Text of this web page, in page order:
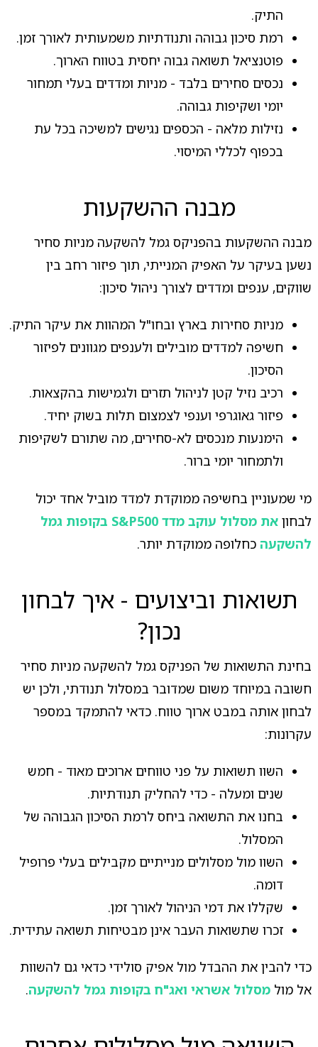
התיק.
רמת סיכון גבוהה ותנודתיות משמעותית לאורך זמן.
פוטנציאל תשואה גבוה יחסית בטווח הארוך.
נכסים סחירים בלבד - מניות ומדדים בעלי תמחור
יומי ושקיפות גבוהה.
נזילות מלאה - הכספים נגישים למשיכה בכל עת
בכפוף לכללי המיסוי.
מבנה ההשקעות
מבנה ההשקעות בהפניקס גמל להשקעה מניות סחיר
נשען בעיקר על האפיק המנייתי, תוך פיזור רחב בין
שווקים, ענפים ומדדים לצורך ניהול סיכון:
מניות סחירות בארץ ובחו"ל המהוות את עיקר התיק.
חשיפה למדדים מובילים ולענפים מגוונים לפיזור
הסיכון.
רכיב נזיל קטן לניהול תזרים ולגמישות בהקצאות.
פיזור גאוגרפי וענפי לצמצום תלות בשוק יחיד.
הימנעות מנכסים לא-סחירים, מה שתורם לשקיפות
ולתמחור יומי ברור.
מי שמעוניין בחשיפה ממוקדת למדד מוביל אחד יכול
לבחון
את מסלול עוקב מדד S&P500 בקופות גמל
להשקעהכחלופה ממוקדת יותר.
תשואות וביצועים - איך לבחון
נכון?
בחינת התשואות של הפניקס גמל להשקעה מניות סחיר
חשובה במיוחד משום שמדובר במסלול תנודתי, ולכן יש
לבחון אותה במבט ארוך טווח. כדאי להתמקד במספר
עקרונות:
השוו תשואות על פני טווחים ארוכים מאוד - חמש
שנים ומעלה - כדי להחליק תנודתיות.
בחנו את התשואה ביחס לרמת הסיכון הגבוהה של
המסלול.
השוו מול מסלולים מנייתיים מקבילים בעלי פרופיל
דומה.
שקללו את דמי הניהול לאורך זמן.
זכרו שתשואות העבר אינן מבטיחות תשואה עתידית.
כדי להבין את ההבדל מול אפיק סולידי כדאי גם להשוות
אל מול מסלול אשראי ואג"ח בקופות גמל להשקעה.